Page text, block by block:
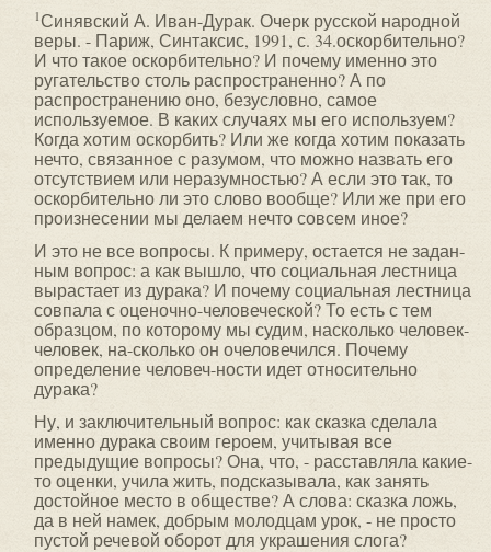
1Синявский А. Иван-Дурак. Очерк русской народной
веры. - Париж, Синтаксис, 1991, с. 34.оскорбительно?
И что такое оскорбительно? И почему именно это
ругательство столь распространенно? А по
распространению оно, безусловно, самое
используемое. В каких случаях мы его используем?
Когда хотим оскор­бить? Или же когда хотим показать
нечто, связанное с разумом, что можно назвать его
отсутствием или нера­зумностью? А если это так, то
оскорбительно ли это слово вообще? Или же при его
произнесении мы делаем нечто совсем иное?
И это не все вопросы. К примеру, остается не задан­
ным вопрос: а как вышло, что социальная лестница
вы­растает из дурака? И почему социальная лестница
совпала с оценочно-человеческой? То есть с тем
образцом, по которому мы судим, насколько человек-
человек, на-сколько он очеловечился. Почему
определение человеч-ности идет относительно
дурака?
Ну, и заключительный вопрос: как сказка сделала
именно дурака своим героем, учитывая все
предыдущие вопросы? Она, что, - расставляла какие-
то оценки, учила жить, подсказывала, как занять
достойное место в общест­ве? А слова: сказка ложь,
да в ней намек, добрым молодцам урок, - не просто
пустой речевой оборот для украшения слога?